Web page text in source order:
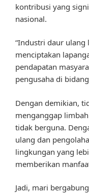
kontribusi yang
nasional.
“Industri daur
menciptakan
pendapatan
pengusaha di
Dengan demikian,
menganggap
tidak berguna.
ulang dan
lingkungan yang
memberikan
Jadi, mari